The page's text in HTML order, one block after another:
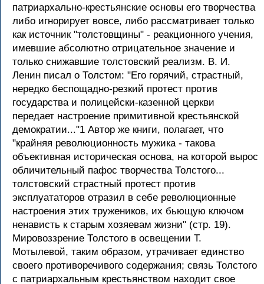
патриархально-крестьянские основы его творчества
либо игнорирует вовсе, либо рассматривает только
как источник "толстовщины" - реакционного учения,
имевшие абсолютно отрицательное значение и
только снижавшие толстовский реализм. В. И.
Ленин писал о Толстом: "Его горячий, страстный,
нередко беспощадно-резкий протест против
государства и полицейски-казенной церкви
передает настроение примитивной крестьянской
демократии..."1 Автор же книги, полагает, что
"крайняя революционность мужика - такова
объективная историческая основа, на которой вырос
обличительный пафос творчества Толстого...
толстовский страстный протест против
эксплуататоров отразил в себе революционные
настроения этих тружеников, их бьющую ключом
ненависть к старым хозяевам жизни" (стр. 19).
Мировоззрение Толстого в освещении Т.
Мотылевой, таким образом, утрачивает единство
своего противоречивого содержания; связь Толстого
с патриархальным крестьянством находит свое